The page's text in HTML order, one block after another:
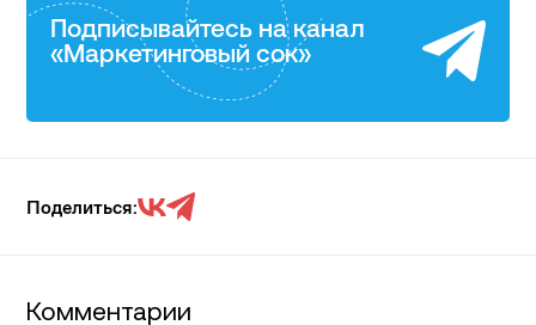
Подписывайтесь на канал
«Маркетинговый сок»
Поделиться:
Комментарии